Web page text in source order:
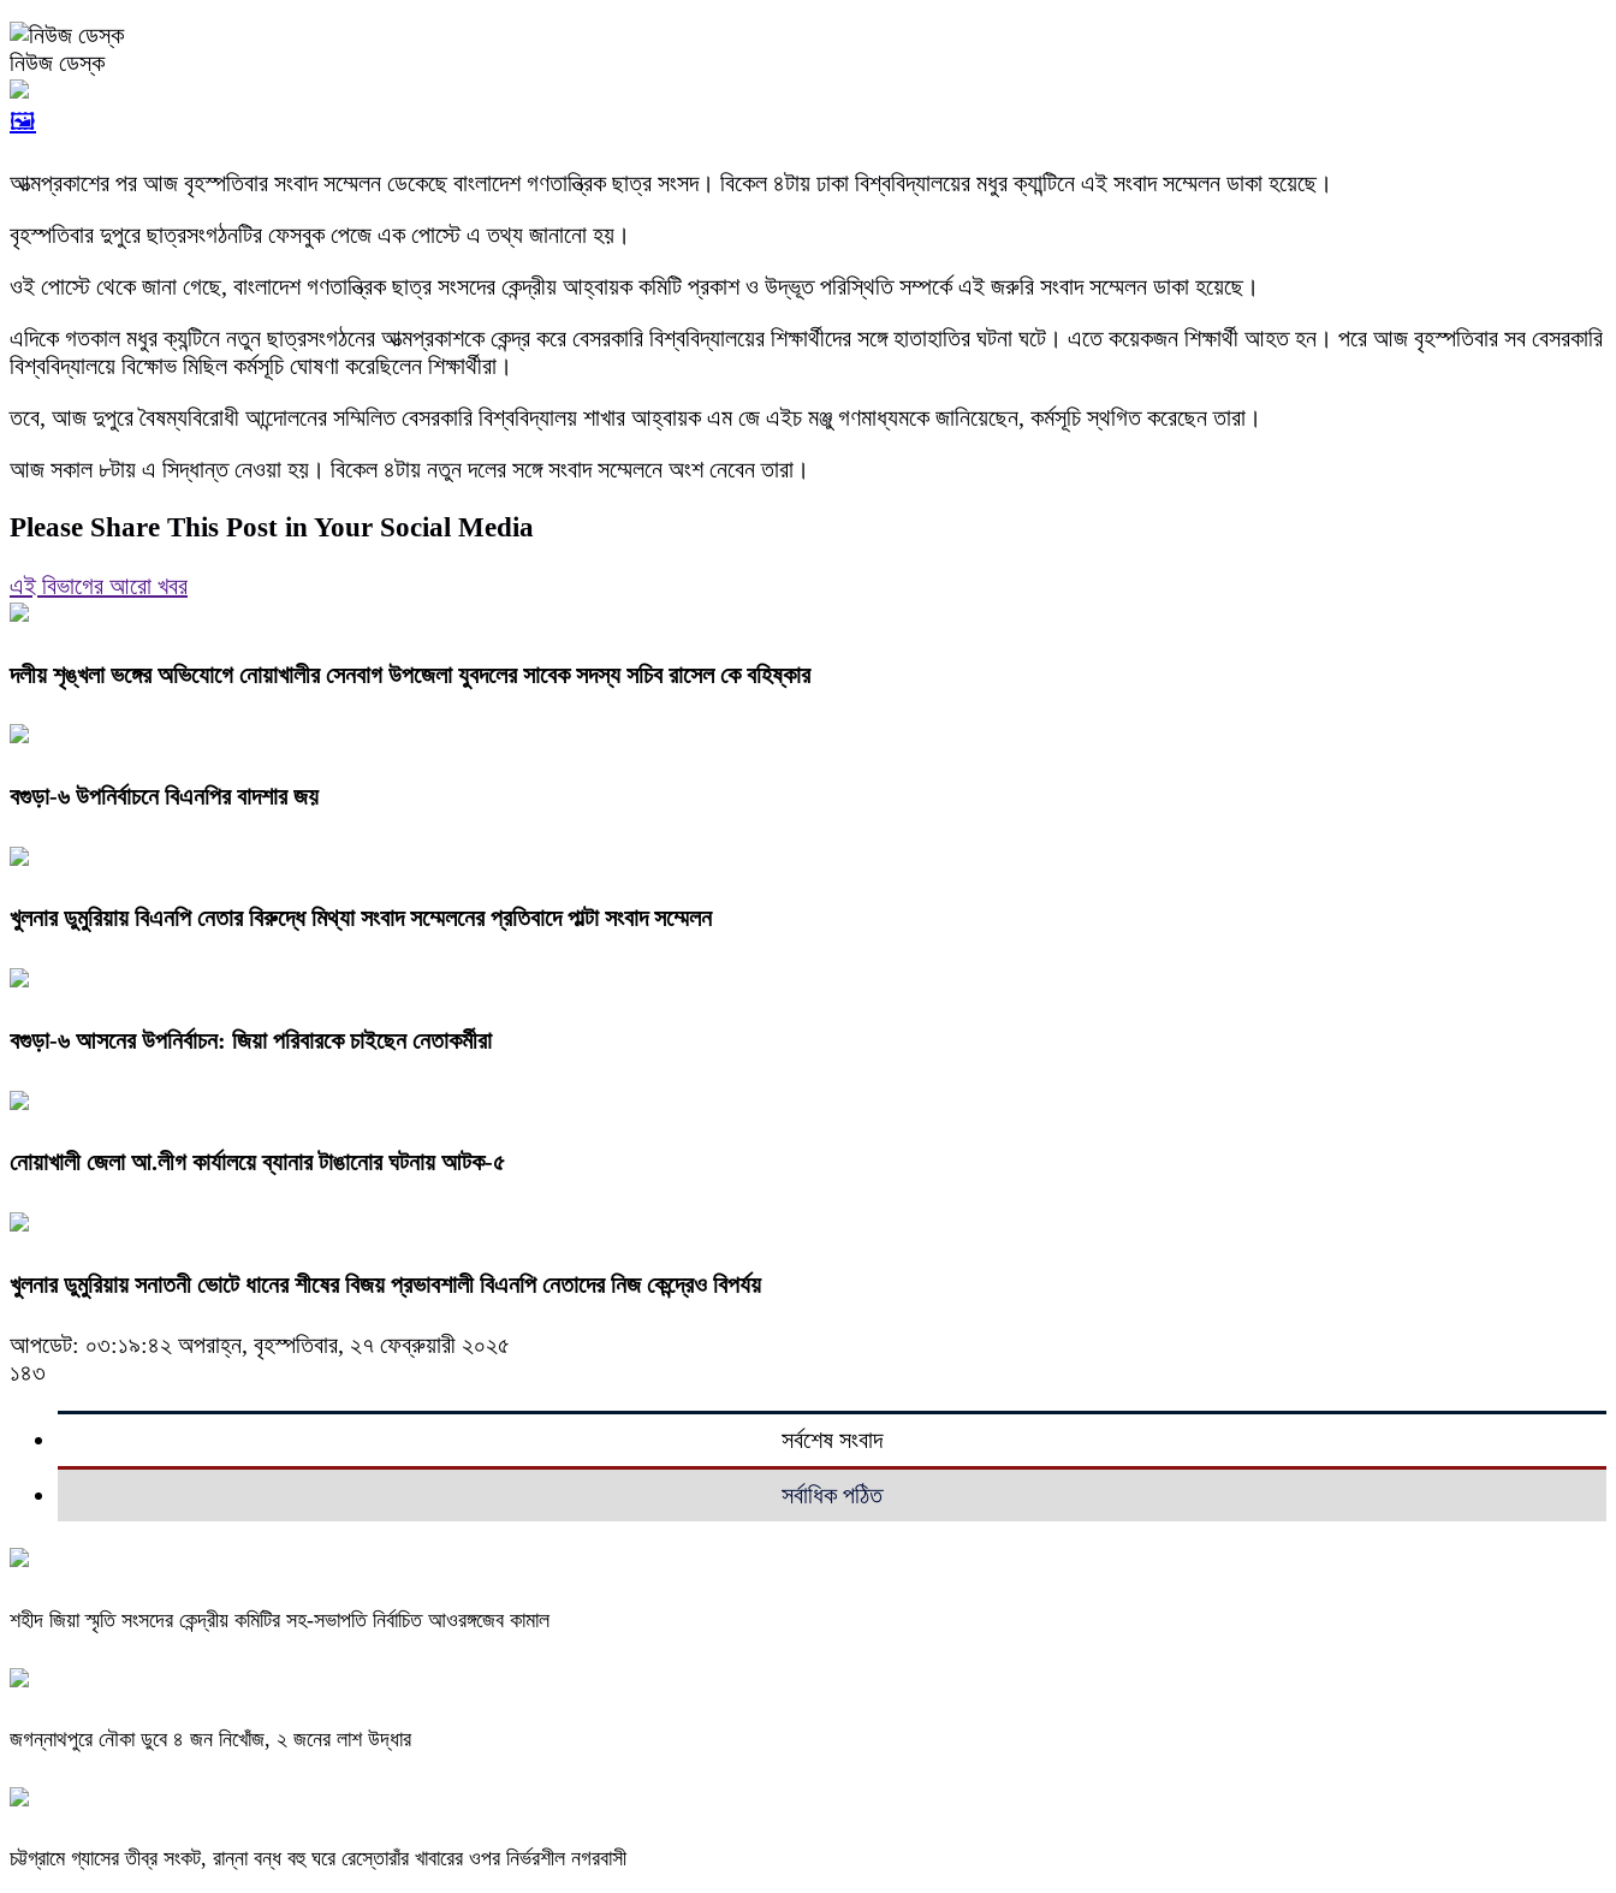
নিউজ ডেস্ক
🖼️
আত্মপ্রকাশের পর আজ বৃহস্পতিবার সংবাদ সম্মেলন ডেকেছে বাংলাদেশ গণতান্ত্রিক ছাত্র সংসদ। বিকেল ৪টায় ঢাকা বিশ্ববিদ্যালয়ের মধুর ক্যান্টিনে এই সংবাদ সম্মেলন ডাকা হয়েছে।
বৃহস্পতিবার দুপুরে ছাত্রসংগঠনটির ফেসবুক পেজে এক পোস্টে এ তথ্য জানানো হয়।
ওই পোস্টে থেকে জানা গেছে, বাংলাদেশ গণতান্ত্রিক ছাত্র সংসদের কেন্দ্রীয় আহ্বায়ক কমিটি প্রকাশ ও উদ্ভূত পরিস্থিতি সম্পর্কে এই জরুরি সংবাদ সম্মেলন ডাকা হয়েছে।
এদিকে গতকাল মধুর ক্যন্টিনে নতুন ছাত্রসংগঠনের আত্মপ্রকাশকে কেন্দ্র করে বেসরকারি বিশ্ববিদ্যালয়ের শিক্ষার্থীদের সঙ্গে হাতাহাতির ঘটনা ঘটে। এতে কয়েকজন শিক্ষার্থী আহত হন। পরে আজ বৃহস্পতিবার সব বেসরকারি
বিশ্ববিদ্যালয়ে বিক্ষোভ মিছিল কর্মসূচি ঘোষণা করেছিলেন শিক্ষার্থীরা।
তবে, আজ দুপুরে বৈষম্যবিরোধী আন্দোলনের সম্মিলিত বেসরকারি বিশ্ববিদ্যালয় শাখার আহ্বায়ক এম জে এইচ মঞ্জু গণমাধ্যমকে জানিয়েছেন, কর্মসূচি স্থগিত করেছেন তারা।
আজ সকাল ৮টায় এ সিদ্ধান্ত নেওয়া হয়। বিকেল ৪টায় নতুন দলের সঙ্গে সংবাদ সম্মেলনে অংশ নেবেন তারা।
Please Share This Post in Your Social Media
এই বিভাগের আরো খবর
দলীয় শৃঙ্খলা ভঙ্গের অভিযোগে নোয়াখালীর সেনবাগ উপজেলা যুবদলের সাবেক সদস্য সচিব রাসেল কে বহিষ্কার
বগুড়া-৬ উপনির্বাচনে বিএনপির বাদশার জয়
খুলনার ডুমুরিয়ায় বিএনপি নেতার বিরুদ্ধে মিথ্যা সংবাদ সম্মেলনের প্রতিবাদে পাল্টা সংবাদ সম্মেলন
বগুড়া-৬ আসনের উপনির্বাচন: জিয়া পরিবারকে চাইছেন নেতাকর্মীরা
নোয়াখালী জেলা আ.লীগ কার্যালয়ে ব্যানার টাঙানোর ঘটনায় আটক-৫
খুলনার ডুমুরিয়ায় সনাতনী ভোটে ধানের শীষের বিজয় প্রভাবশালী বিএনপি নেতাদের নিজ কেন্দ্রেও বিপর্যয়
আপডেট: ০৩:১৯:৪২ অপরাহ্ন, বৃহস্পতিবার, ২৭ ফেব্রুয়ারী ২০২৫
১৪৩
সর্বশেষ সংবাদ
সর্বাধিক পঠিত
শহীদ জিয়া স্মৃতি সংসদের কেন্দ্রীয় কমিটির সহ-সভাপতি নির্বাচিত আওরঙ্গজেব কামাল
জগন্নাথপুরে নৌকা ডুবে ৪ জন নিখোঁজ, ২ জনের লাশ উদ্ধার
চট্টগ্রামে গ্যাসের তীব্র সংকট, রান্না বন্ধ বহু ঘরে রেস্তোরাঁর খাবারের ওপর নির্ভরশীল নগরবাসী